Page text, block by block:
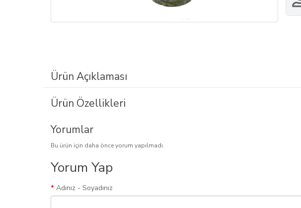
Ürün Açıklaması
Ürün Özellikleri
Yorumlar
Bu ürün için daha önce yorum yapılmadı.
Yorum Yap
Adınız - Soyadınız